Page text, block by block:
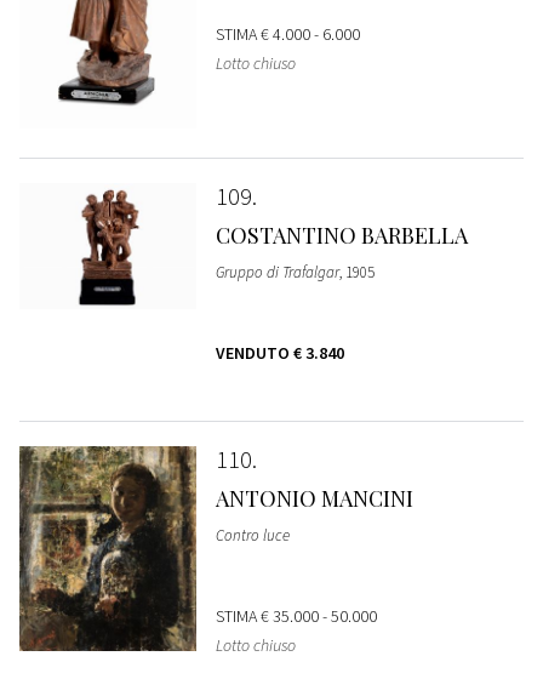
STIMA€ 4.000 - 6.000
Lotto chiuso
109
COSTANTINO BARBELLA
Gruppo di Trafalgar, 1905
VENDUTO € 3.840
110
ANTONIO MANCINI
Contro luce
STIMA€ 35.000 - 50.000
Lotto chiuso